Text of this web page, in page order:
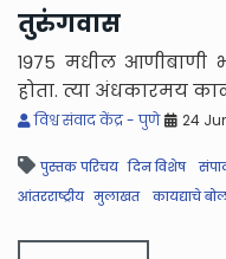
तुरुंगवास
१९७५ मधील आणीबाणी
होता. त्या अंधकारमय
विश्व संवाद केंद्र - पुणे 24
पुस्तक परिचय दिन विशेष
आंतरराष्ट्रीय मुलाखत कायद्याचे